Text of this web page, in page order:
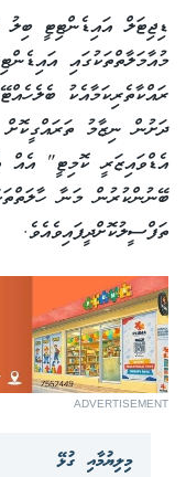
ޑިޖިޓަލް އައިޑެންޓިޓީ
މުއާމަލާތްތަކުގައި
ރައްކާތެރިކަމާއެކު
ދަށުން ނިޒާމު
އެޑްވައިޒަރީ ކޮމިޓީ" އެއް
ބޭނުންކުރުން މަނާ
ތަފްސީލުކޮށްދީފައިވެއެވެ.
ADVERTISEMENT
މިލިޔުމާއި ގުޅޭ